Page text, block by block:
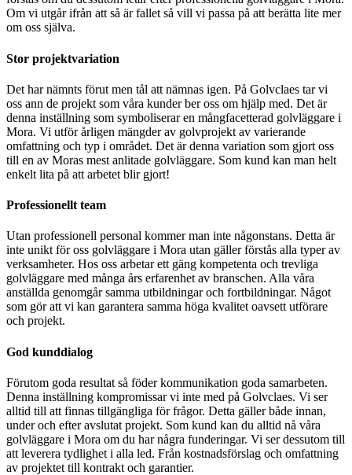
Om vi utgår ifrån att så är fallet så vill vi passa på att berätta lite mer
om oss själva.
Stor projektvariation
Det har nämnts förut men tål att nämnas igen. På Golvclaes tar vi
oss ann de projekt som våra kunder ber oss om hjälp med. Det är
denna inställning som symboliserar en mångfacetterad golvläggare i
Mora. Vi utför årligen mängder av golvprojekt av varierande
omfattning och typ i området. Det är denna variation som gjort oss
till en av Moras mest anlitade golvläggare. Som kund kan man helt
enkelt lita på att arbetet blir gjort!
Professionellt team
Utan professionell personal kommer man inte någonstans. Detta är
inte unikt för oss golvläggare i Mora utan gäller förstås alla typer av
verksamheter. Hos oss arbetar ett gäng kompetenta och trevliga
golvläggare med många års erfarenhet av branschen. Alla våra
anställda genomgår samma utbildningar och fortbildningar. Något
som gör att vi kan garantera samma höga kvalitet oavsett utförare
och projekt.
God kunddialog
Förutom goda resultat så föder kommunikation goda samarbeten.
Denna inställning kompromissar vi inte med på Golvclaes. Vi ser
alltid till att finnas tillgängliga för frågor. Detta gäller både innan,
under och efter avslutat projekt. Som kund kan du alltid nå våra
golvläggare i Mora om du har några funderingar. Vi ser dessutom till
att leverera tydlighet i alla led. Från kostnadsförslag och omfattning
av projektet till kontrakt och garantier.